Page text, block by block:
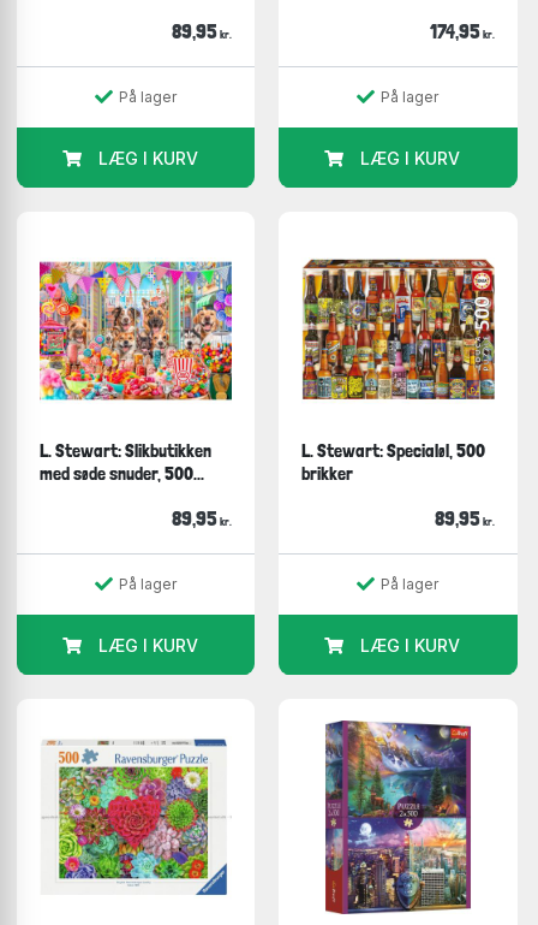
89,95 kr.
På lager
LÆG I KURV
174,95 kr.
På lager
LÆG I KURV
L. Stewart: Slikbutikken
med søde snuder, 500...
89,95 kr.
På lager
LÆG I KURV
L. Stewart: Specialøl, 500
brikker
89,95 kr.
På lager
LÆG I KURV